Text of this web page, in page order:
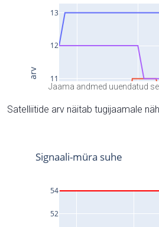
Jaama andmed uuendatud
Satelliitide arv näitab tugijaamale